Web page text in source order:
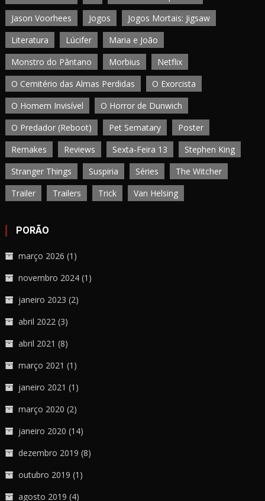
Jason Voorhees
Jogos
Jogos Mortais: Jigsaw
Literatura
Lúcifer
Maria e João
Monstro do Pântano
Morbius
Netflix
O Cemitério das Almas Perdidas
O Exorcista
O Homem Invisível
O Horror de Dunwich
O Predador (Reboot)
Pet Sematary
Poster
Remakes
Reviews Sexta-Feira 13
Stephen King
Stranger Things
Suspiria Séries
The Witcher
Trailer
Trailers Trick Van Helsing
PORÃO
março 2026 (1)
novembro 2024 (1)
janeiro 2023 (2)
abril 2022 (3)
abril 2021 (8)
março 2021 (1)
janeiro 2021 (1)
março 2020 (2)
janeiro 2020 (14)
dezembro 2019 (8)
outubro 2019 (1)
agosto 2019 (4)